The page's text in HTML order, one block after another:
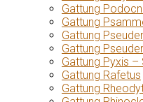
Gattung
Gattung
Gattung
Gattung
Gattung Pyxis –
Gattung Rafetus
Gattung